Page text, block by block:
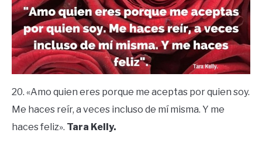
20. «Amo quien eres porque me aceptas por quien soy.
Me haces reír, a veces incluso de mí misma. Y me
haces feliz». Tara Kelly.